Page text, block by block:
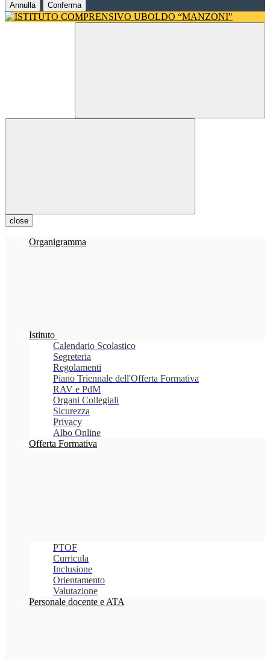
Annulla Conferma
close
Organigramma
Istituto
Calendario Scolastico
Segreteria
Regolamenti
Piano Triennale dell'Offerta Formativa
RAV e PdM
Organi Collegiali
Sicurezza
Privacy
Albo Online
Offerta Formativa
PTOF
Curricula
Inclusione
Orientamento
Valutazione
Personale docente e ATA